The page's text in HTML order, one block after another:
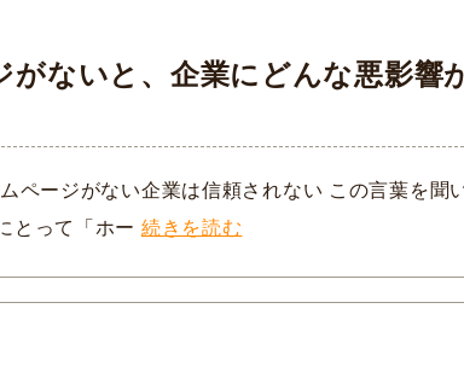
がないと、企業にどんな悪影響
ページがない企業は信頼されない この言葉を聞
とって「ホー 続きを読む